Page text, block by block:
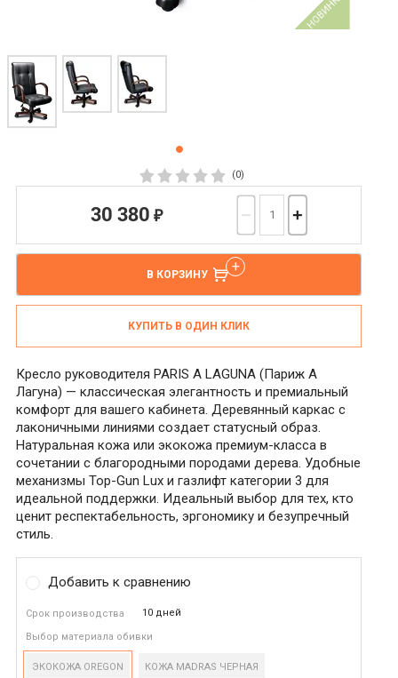
НОВИНКА
(0)
30 380 ₽ − +
В КОРЗИНУ
КУПИТЬ В ОДИН КЛИК
Кресло руководителя PARIS A LAGUNA (Париж А
Лагуна) — классическая элегантность и премиальный
комфорт для вашего кабинета. Деревянный каркас с
лаконичными линиями создает статусный образ.
Натуральная кожа или экокожа премиум-класса в
сочетании с благородными породами дерева. Удобные
механизмы Top-Gun Lux и газлифт категории 3 для
идеальной поддержки. Идеальный выбор для тех, кто
ценит респектабельность, эргономику и безупречный
стиль.
Добавить к сравнению
Срок производства 10 дней
Выбор материала обивки
ЭКОКОЖА OREGON КОЖА MADRAS ЧЕРНАЯ